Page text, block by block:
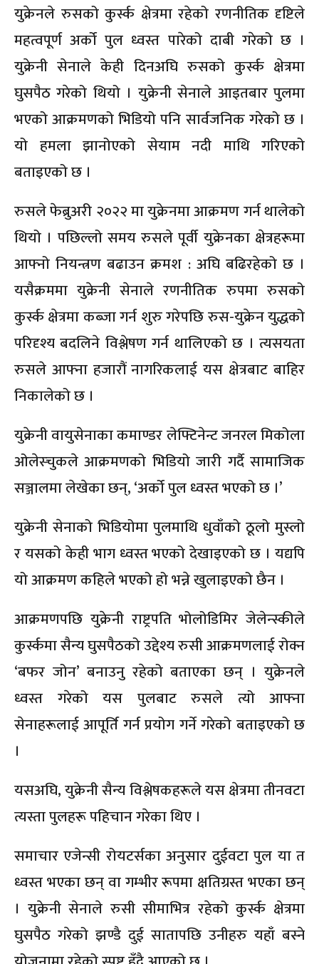
युक्रेनले रुसको कुर्स्क क्षेत्रमा रहेको रणनीतिक दृष्टिले
महत्वपूर्ण अर्को पुल ध्वस्त पारेको दाबी गरेको छ ।
युक्रेनी सेनाले केही दिनअघि रुसको कुर्स्क क्षेत्रमा
घुसपैठ गरेको थियो । युक्रेनी सेनाले आइतबार पुलमा
भएको आक्रमणको भिडियो पनि सार्वजनिक गरेको छ ।
यो हमला झानोएको सेयाम नदी माथि गरिएको
बताइएको छ ।
रुसले फेब्रुअरी २०२२ मा युक्रेनमा आक्रमण गर्न थालेको
थियो । पछिल्लो समय रुसले पूर्वी युक्रेनका क्षेत्रहरूमा
आफ्नो नियन्त्रण बढाउन क्रमश : अघि बढिरहेको छ ।
यसैक्रममा युक्रेनी सेनाले रणनीतिक रुपमा रुसको
कुर्स्क क्षेत्रमा कब्जा गर्न शुरु गरेपछि रुस-युक्रेन युद्धको
परिदृश्य बदलिने विश्लेषण गर्न थालिएको छ । त्यसयता
रुसले आफ्ना हजारौं नागरिकलाई यस क्षेत्रबाट बाहिर
निकालेको छ ।
युक्रेनी वायुसेनाका कमाण्डर लेफ्टिनेन्ट जनरल मिकोला
ओलेस्चुकले आक्रमणको भिडियो जारी गर्दै सामाजिक
सञ्जालमा लेखेका छन्, ‘अर्को पुल ध्वस्त भएको छ ।’
युक्रेनी सेनाको भिडियोमा पुलमाथि धुवाँको ठूलो मुस्लो
र यसको केही भाग ध्वस्त भएको देखाइएको छ । यद्यपि
यो आक्रमण कहिले भएको हो भन्ने खुलाइएको छैन ।
आक्रमणपछि युक्रेनी राष्ट्रपति भोलोडिमिर जेलेन्स्कीले
कुर्स्कमा सैन्य घुसपैठको उद्देश्य रुसी आक्रमणलाई रोक्न
‘बफर जोन’ बनाउनु रहेको बताएका छन् । युक्रेनले
ध्वस्त गरेको यस पुलबाट रुसले त्यो आफ्ना
सेनाहरूलाई आपूर्ति गर्न प्रयोग गर्ने गरेको बताइएको छ
।
यसअघि, युक्रेनी सैन्य विश्लेषकहरूले यस क्षेत्रमा तीनवटा
त्यस्ता पुलहरू पहिचान गरेका थिए ।
समाचार एजेन्सी रोयटर्सका अनुसार दुईवटा पुल या त
ध्वस्त भएका छन् वा गम्भीर रूपमा क्षतिग्रस्त भएका छन्
। युक्रेनी सेनाले रुसी सीमाभित्र रहेको कुर्स्क क्षेत्रमा
घुसपैठ गरेको झण्डै दुई सातापछि उनीहरु यहाँ बस्ने